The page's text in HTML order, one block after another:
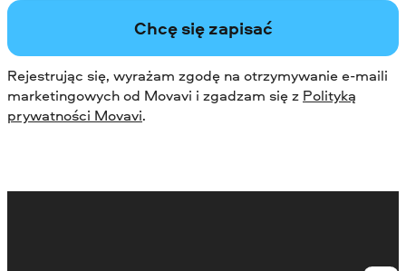
Chcę się zapisać
Rejestrując się, wyrażam zgodę na otrzymywanie e-maili
marketingowych od Movavi i zgadzam się z Polityką
prywatności Movavi.